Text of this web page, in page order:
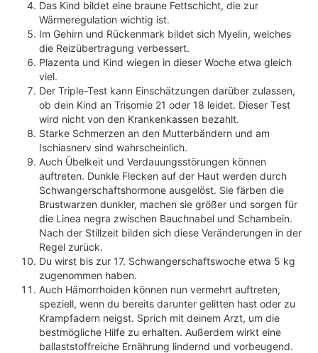
Das Kind bildet eine braune Fettschicht, die zur
Wärmeregulation wichtig ist.
Im Gehirn und Rückenmark bildet sich Myelin, welches
die Reizübertragung verbessert.
Plazenta und Kind wiegen in dieser Woche etwa gleich
viel.
Der Triple-Test kann Einschätzungen darüber zulassen,
ob dein Kind an Trisomie 21 oder 18 leidet. Dieser Test
wird nicht von den Krankenkassen bezahlt.
Starke Schmerzen an den Mutterbändern und am
Ischiasnerv sind wahrscheinlich.
Auch Übelkeit und Verdauungsstörungen können
auftreten. Dunkle Flecken auf der Haut werden durch
Schwangerschaftshormone ausgelöst. Sie färben die
Brustwarzen dunkler, machen sie größer und sorgen für
die Linea negra zwischen Bauchnabel und Schambein.
Nach der Stillzeit bilden sich diese Veränderungen in der
Regel zurück.
Du wirst bis zur 17. Schwangerschaftswoche etwa 5 kg
zugenommen haben.
Auch Hämorrhoiden können nun vermehrt auftreten,
speziell, wenn du bereits darunter gelitten hast oder zu
Krampfadern neigst. Sprich mit deinem Arzt, um die
bestmögliche Hilfe zu erhalten. Außerdem wirkt eine
ballaststoffreiche Ernährung lindernd und vorbeugend.